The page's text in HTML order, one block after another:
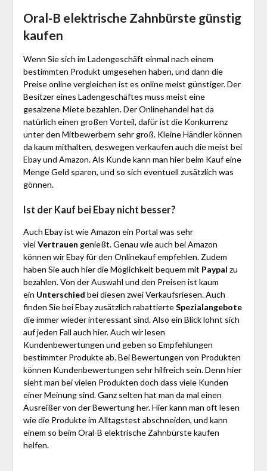
Oral-B elektrische Zahnbürste günstig
kaufen
Wenn Sie sich im Ladengeschäft einmal nach einem
bestimmten Produkt umgesehen haben, und dann die
Preise online vergleichen ist es online meist günstiger. Der
Besitzer eines Ladengeschäftes muss meist eine
gesalzene Miete bezahlen. Der Onlinehandel hat da
natürlich einen großen Vorteil, dafür ist die Konkurrenz
unter den Mitbewerbern sehr groß. Kleine Händler können
da kaum mithalten, deswegen verkaufen auch die meist bei
Ebay und Amazon. Als Kunde kann man hier beim Kauf eine
Menge Geld sparen, und so sich eventuell zusätzlich was
gönnen.
Ist der Kauf bei Ebay nicht besser?
Auch Ebay ist wie Amazon ein Portal was sehr
viel Vertrauen genießt. Genau wie auch bei Amazon
können wir Ebay für den Onlinekauf empfehlen. Zudem
haben Sie auch hier die Möglichkeit bequem mit Paypal zu
bezahlen. Von der Auswahl und den Preisen ist kaum
ein Unterschied bei diesen zwei Verkaufsriesen. Auch
finden Sie bei Ebay zusätzlich rabattierteSpezialangebote
die immer wieder interessant sind. Also ein Blick lohnt sich
auf jeden Fall auch hier. Auch wir lesen
Kundenbewertungen und geben so Empfehlungen
bestimmter Produkte ab. Bei Bewertungen von Produkten
können Kundenbewertungen sehr hilfreich sein. Denn hier
sieht man bei vielen Produkten doch dass viele Kunden
einer Meinung sind. Ganz selten hat man da mal einen
Ausreißer von der Bewertung her. Hier kann man oft lesen
wie die Produkte im Alltagstest abschneiden, und kann
einem so beim Oral-B elektrische Zahnbürste kaufen
helfen.